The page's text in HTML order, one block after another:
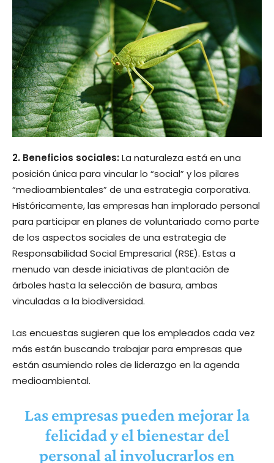
2. Beneficios sociales:La naturaleza está en una
posición única para vincular lo “social” y los pilares
“medioambientales” de una estrategia corporativa.
Históricamente, las empresas han implorado personal
para participar en planes de voluntariado como parte
de los aspectos sociales de una estrategia de
Responsabilidad Social Empresarial (RSE). Estas a
menudo van desde iniciativas de plantación de
árboles hasta la selección de basura, ambas
vinculadas a la biodiversidad.
Las encuestas sugieren que los empleados cada vez
más están buscando trabajar para empresas que
están asumiendo roles de liderazgo en la agenda
medioambiental.
Las empresas pueden mejorar la
felicidad y el bienestar del
personal al involucrarlos en